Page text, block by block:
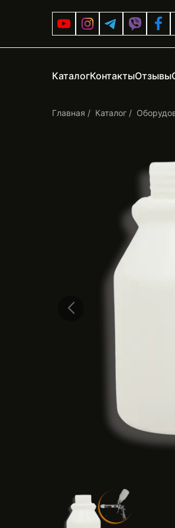
КаталогКонтактыОтзывы
Главная Каталог